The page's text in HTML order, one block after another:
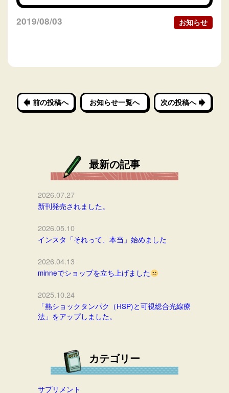
2019/08/03 お知らせ
前の投稿へ お知らせ一覧へ 次の投稿へ
最新の記事
2026.07.27
新刊発売されました。
2026.05.10
インスタ「それって、本当」始めました
2026.04.13
minneでショップを立ち上げました
2025.10.24
「熱ショックタンパク（HSP)と可視総合光線療
法」をアップしました。
カテゴリー
サプリメント